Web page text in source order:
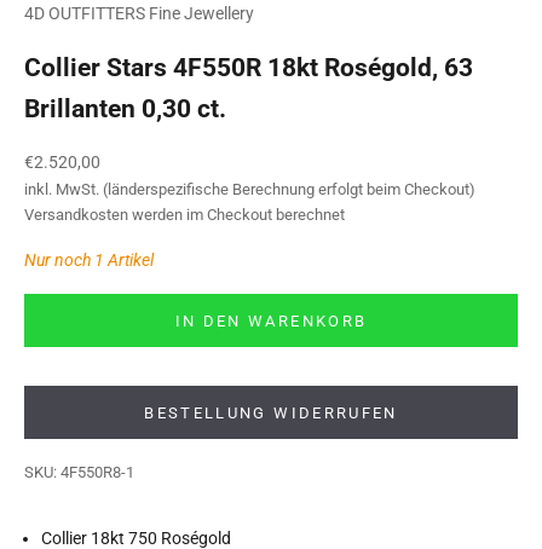
4D OUTFITTERS Fine Jewellery
Collier Stars 4F550R 18kt Roségold, 63
Brillanten 0,30 ct.
Angebot
€2.520,00
inkl. MwSt. (länderspezifische Berechnung erfolgt beim Checkout)
Versandkosten werden im Checkout berechnet
Nur noch 1 Artikel
IN DEN WARENKORB
BESTELLUNG WIDERRUFEN
SKU: 4F550R8-1
Collier 18kt 750 Roségold